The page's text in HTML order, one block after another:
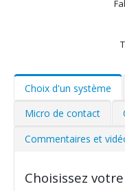
Choix d'un système
Micro de contact
Commentaires et
Choisissez